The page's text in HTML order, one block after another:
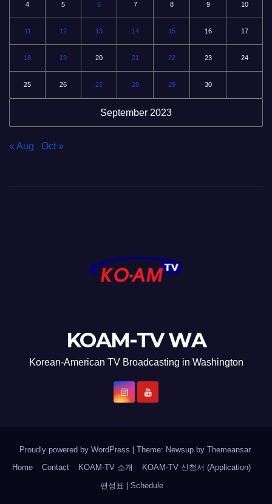
September 2023
4 5 6 7 8 9 10
11 12 13 14 15 16 17
18 19 20 21 22 23 24
25 26 27 28 29 30
« Aug Oct »
KOAM-TV WA
Korean-American TV Broadcasting in Washington
Proudly powered by WordPress | Theme: Newsup by Themeansar.
Home
Contact KOAM-TV 소개
KOAM-TV 신청서 (Application)
편성표 | Schedule